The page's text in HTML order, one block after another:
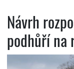
Návrh
podhůří na